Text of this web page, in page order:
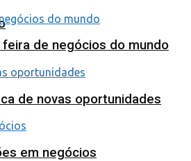
de negócios do mundo
de novas oportunidades
em negócios